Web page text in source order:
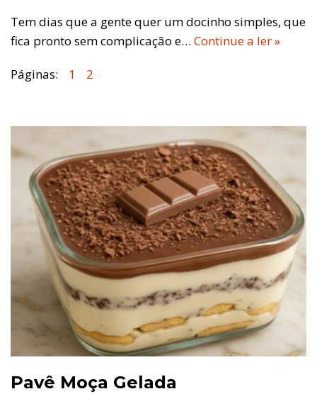
Tem dias que a gente quer um docinho simples, que
fica pronto sem complicação e… Continue a ler »
Páginas: 1 2
Pavê Moça Gelada